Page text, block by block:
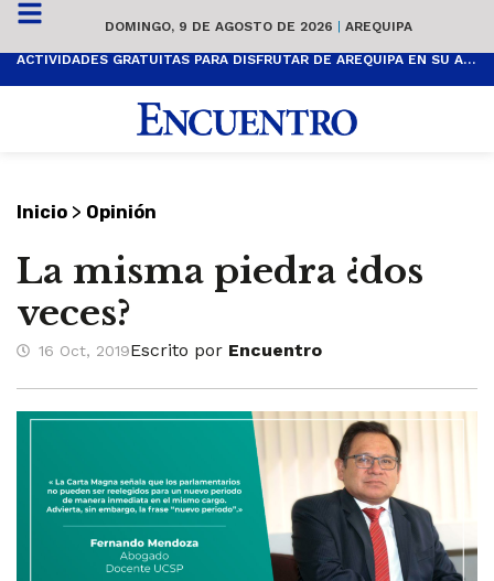
DOMINGO, 9 DE AGOSTO DE 2026 | AREQUIPA
ACTIVIDADES GRATUITAS PARA DISFRUTAR DE AREQUIPA EN SU ANIVERSARIO
Inicio > Opinión
La misma piedra ¿dos
veces?
16 Oct, 2019Escrito por Encuentro